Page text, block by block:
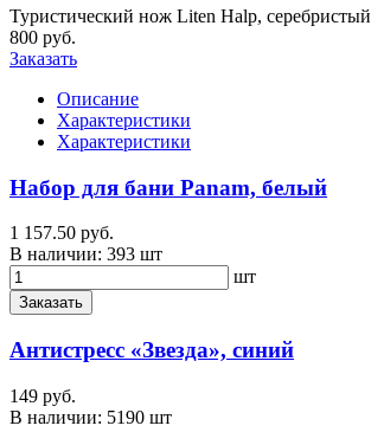
Туристический нож Liten Halp, серебристый
800 руб.
Заказать
Описание
Характеристики
Характеристики
Набор для бани Panam, белый
1 157.50 руб.
В наличии: 393 шт
шт
Заказать
Антистресс «Звезда», синий
149 руб.
В наличии: 5190 шт